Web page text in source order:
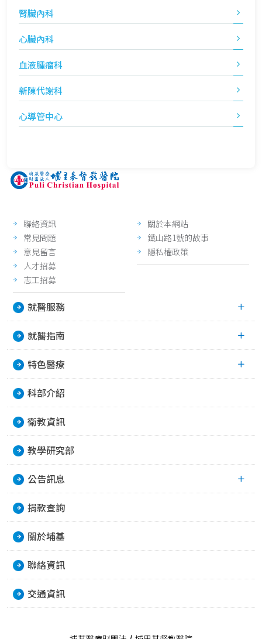
腎臟內科
心臟內科
血液腫瘤科
新陳代謝科
心導管中心
聯絡資訊
常見問題
意見留言
人才招募
志工招募
關於本網站
鐵山路1號的故事
隱私權政策
就醫服務
就醫指南
特色醫療
科部介紹
衛教資訊
教學研究部
公告訊息
捐款查詢
關於埔基
聯絡資訊
交通資訊